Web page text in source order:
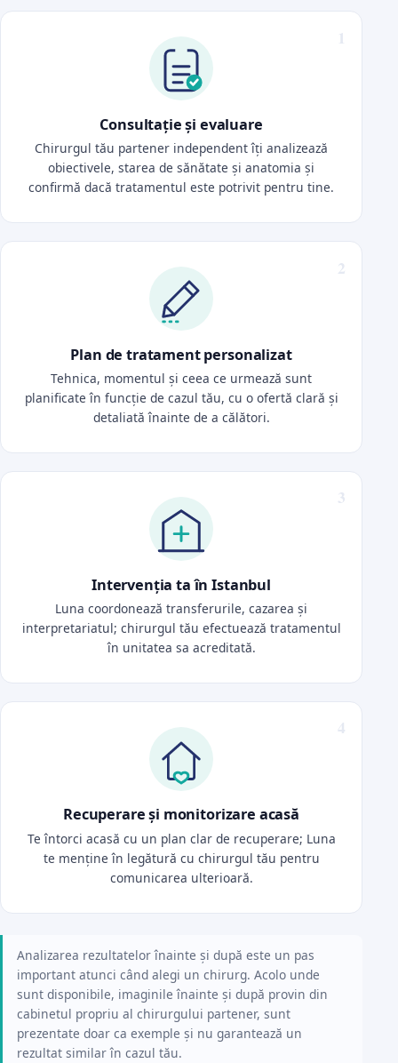
Consultație și evaluare
Chirurgul tău partener independent îți analizează
obiectivele, starea de sănătate și anatomia și
confirmă dacă tratamentul este potrivit pentru tine.
Plan de tratament personalizat
Tehnica, momentul și ceea ce urmează sunt
planificate în funcție de cazul tău, cu o ofertă clară și
detaliată înainte de a călători.
Intervenția ta în Istanbul
Luna coordonează transferurile, cazarea și
interpretariatul; chirurgul tău efectuează tratamentul
în unitatea sa acreditată.
Recuperare și monitorizare acasă
Te întorci acasă cu un plan clar de recuperare; Luna
te menține în legătură cu chirurgul tău pentru
comunicarea ulterioară.
Analizarea rezultatelor înainte și după este un pas
important atunci când alegi un chirurg. Acolo unde
sunt disponibile, imaginile înainte și după provin din
cabinetul propriu al chirurgului partener, sunt
prezentate doar ca exemple și nu garantează un
rezultat similar în cazul tău.